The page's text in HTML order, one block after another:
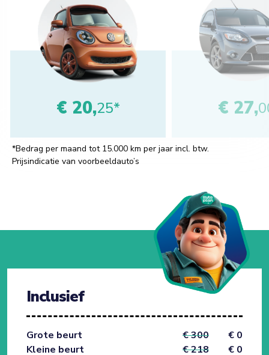
€ 20,25* € 27,
*Bedrag per maand tot 15.000 km per jaar incl. btw.
Prijsindicatie van voorbeeldauto’s
Inclusief
Grote beurt € 300
€ 0
Kleine beurt
€ 218 € 0